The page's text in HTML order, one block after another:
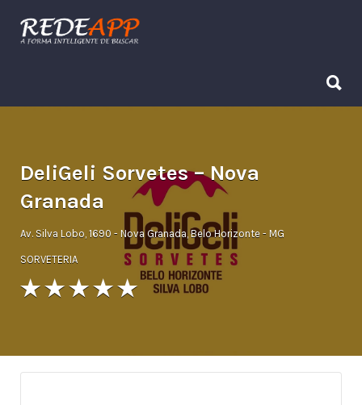
Procurar:
DeliGeli Sorvetes – Nova
Granada
Av. Silva Lobo, 1690 - Nova Granada, Belo Horizonte - MG
SORVETERIA